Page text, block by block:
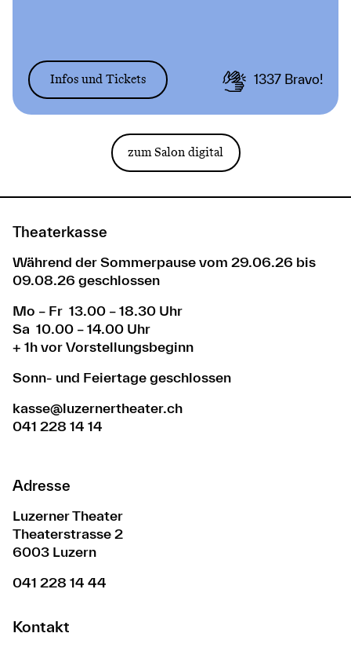
Infos und Tickets 1337 Bravo!
zum Salon digital
Theaterkasse
Während der Sommerpause vom 29.06.26 bis
09.08.26 geschlossen
Mo – Fr 13.00 – 18.30 Uhr
Sa 10.00 – 14.00 Uhr
+ 1h vor Vorstellungsbeginn
Sonn- und Feiertage geschlossen
kasse@luzernertheater.ch
041 228 14 14
Adresse
Luzerner Theater
Theaterstrasse 2
6003 Luzern
041 228 14 44
Kontakt